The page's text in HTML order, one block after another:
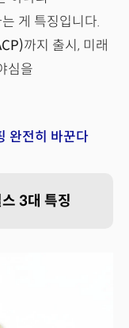
게 특징입니다.
까지 출시, 미래
심을
완전히 바꾼다
3대 특징